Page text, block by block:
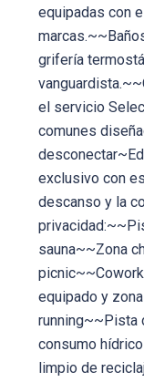
equipadas con
grifería
el servicio
comunes
exclusivo con
descanso y la
sauna~~Zona
equipado y
running~~Pista
consumo
limpio de